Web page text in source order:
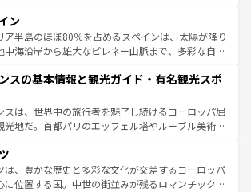
トスカーナの美しい田園風景やアマルフィ海岸の絶
、自然景観も見逃せない。観光の合間には、本場の
パスタなど、絶品のイタリア料理を堪能することも
くれるイタリアで、忘れられない旅をしてみよう！
新着のイタリア情報は
ン
ア半島のほぼ80％を占めるスペインは、太陽が降り
中海沿岸から雄大なピレネー山脈まで、多彩な自然
根付くこの国では、情熱的なフラメンコ、熱気あふ
牛、そして美味しいタパスが生活の一部となってい
都マドリードの洗練された雰囲気や、バルセロナの
に溢れた街角から、地方では古代ローマ遺跡や中世
地方によって風土や気候が異なるスペインはその個
性で訪れる人を魅了する。 なお、新着のスペイン情報は コ
ツ一覧を参照してほしい。
スの基本情報と観光ガイド・有名観光スポ
スは、世界中の旅行者を魅了し続けるヨーロッパ屈
光地だ。首都パリのエッフェル塔やルーブル美術館
広い魅力が詰まっている。華麗な宮殿、歴史的な大
美しいビーチ、そして豊かな自然が、訪れる者を心
了する。また、フランスは美食の国としても知ら
は、豊かな歴史と多彩な文化が交差するヨーロッパ
に位置する国。中世の街並みが残るロマンチック街